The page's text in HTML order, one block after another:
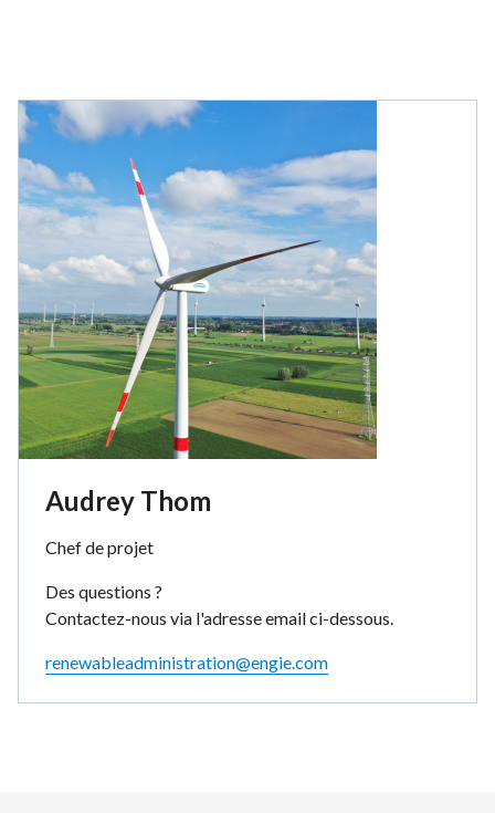
Audrey Thom
Chef de projet
Des questions ?
Contactez-nous via l'adresse email ci-dessous.
renewableadministration@engie.com